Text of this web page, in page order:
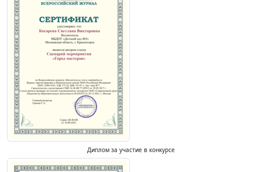
Диплом за участие в конкурсе